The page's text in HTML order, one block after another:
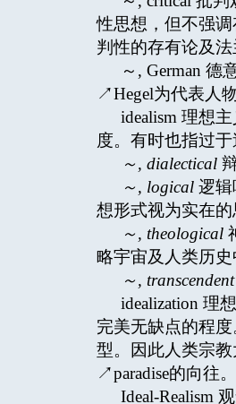
性思想，但不强
判性的存有论及
～, German
↗Hegel为代表人物
idealism 理想
度。有时也指过
～, dialectical
～, logical 逻辑
想形式视为实在
～, theological
略宇宙及人类历
～, transcendent
idealization 理
完美无缺点的程
型。因此人类宗
↗paradise的向往。
Ideal-Realism